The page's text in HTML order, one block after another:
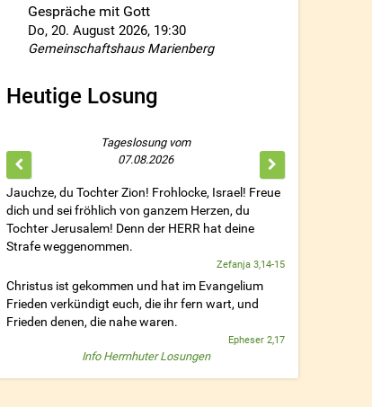
Gespräche mit Gott
Do, 20. August 2026, 19:30
Gemeinschaftshaus Marienberg
Heutige Losung
Tageslosung vom
07.08.2026
Jauchze, du Tochter Zion! Frohlocke, Israel! Freue
dich und sei fröhlich von ganzem Herzen, du
Tochter Jerusalem! Denn der HERR hat deine
Strafe weggenommen.
Zefanja 3,14-15
Christus ist gekommen und hat im Evangelium
Frieden verkündigt euch, die ihr fern wart, und
Frieden denen, die nahe waren.
Epheser 2,17
Info Herrnhuter Losungen